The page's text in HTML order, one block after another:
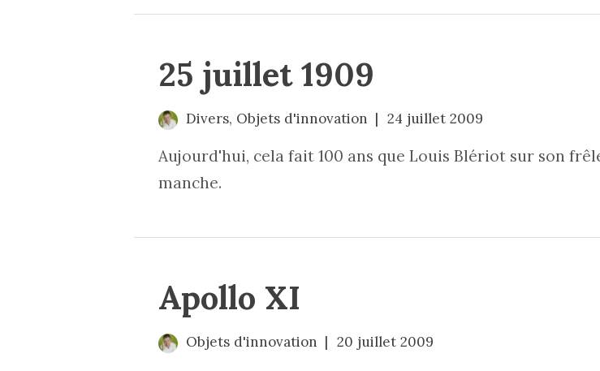
25 juillet 1909
Divers, Objets d'innovation 24 juillet 2009
Aujourd'hui, cela fait 100 ans que Louis Blériot sur son
manche.
Apollo XI
Objets d'innovation 20 juillet 2009